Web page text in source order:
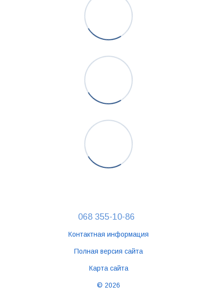
068 355-10-86
Контактная информация
Полная версия сайта
Карта сайта
© 2026